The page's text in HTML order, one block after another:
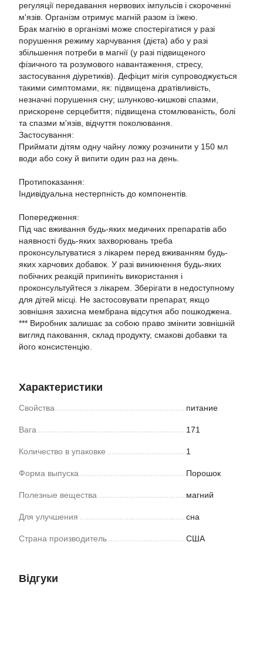
регуляції передавання нервових імпульсів і скороченні
м'язів. Організм отримує магній разом із їжею.
Брак магнію в організмі може спостерігатися у разі
порушення режиму харчування (дієта) або у разі
збільшення потреби в магнії (у разі підвищеного
фізичного та розумового навантаження, стресу,
застосування діуретиків). Дефіцит мігія супроводжується
такими симптомами, як: підвищена дратівливість,
незначні порушення сну; шлунково-кишкові спазми,
прискорене серцебиття; підвищена стомлюваність, болі
та спазми м'язів, відчуття поколювання.
Застосування:
Приймати дітям одну чайну ложку розчинити у 150 мл
води або соку й випити один раз на день.
Протипоказання:
Індивідуальна нестерпність до компонентів.
Попередження:
Під час вживання будь-яких медичних препаратів або
наявності будь-яких захворювань треба
проконсультуватися з лікарем перед вживанням будь-
яких харчових добавок. У разі виникнення будь-яких
побічних реакцій припиніть використання і
проконсультуйтеся з лікарем. Зберігати в недоступному
для дітей місці. Не застосовувати препарат, якщо
зовнішня захисна мембрана відсутня або пошкоджена.
*** Виробник залишає за собою право змінити зовнішній
вигляд паковання, склад продукту, смакові добавки та
його консистенцію.
Характеристики
Свойства питание
Вага 171
Количество в упаковке 1
Форма выпуска Порошок
Полезные вещества магний
Для улучшения сна
Страна производитель США
Відгуки